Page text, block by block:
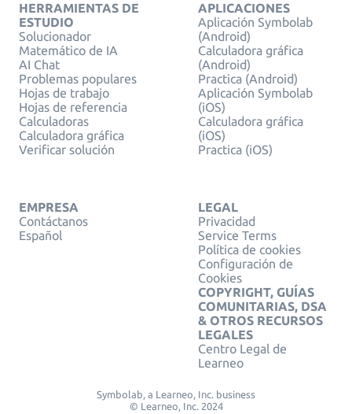
HERRAMIENTAS DE
ESTUDIO
Solucionador
Matemático de IA
AI Chat
Problemas populares
Hojas de trabajo
Hojas de referencia
Calculadoras
Calculadora gráfica
Verificar solución
APLICACIONES
Aplicación Symbolab
(Android)
Calculadora gráfica
(Android)
Practica (Android)
Aplicación Symbolab
(iOS)
Calculadora gráfica
(iOS)
Practica (iOS)
EMPRESA
Contáctanos
Español
LEGAL
Privacidad
Service Terms
Política de cookies
Configuración de
Cookies
COPYRIGHT, GUÍAS
COMUNITARIAS, DSA
& OTROS RECURSOS
LEGALES
Centro Legal de
Learneo
Symbolab, a Learneo, Inc. business
© Learneo, Inc. 2024